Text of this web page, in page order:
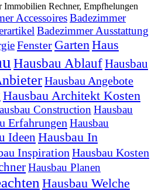
Immobilien Rechner, Empfhelungen
AccessoiresBadezimmer
Badezimmer Ausstattung
Fenster Garten Haus
Hausbau AblaufHausbau
Hausbau Angebote
Hausbau Architekt Kosten
Construction Hausbau
Erfahrungen Hausbau
Ideen Hausbau In
Inspiration Hausbau Kosten
Hausbau Planen
Hausbau Welche